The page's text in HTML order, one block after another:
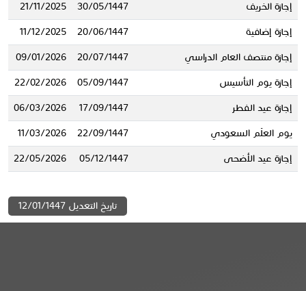
إجازة الخريف 30/05/1447
21/11/2025
إجازة إضافية 20/06/1447
11/12/2025
إجازة منتصف العام الدراسي 20/07/1447
09/01/2026
إجازة يوم التأسيس 05/09/1447
22/02/2026
إجازة عيد الفطر 17/09/1447
06/03/2026
يوم العلَم السعودي 22/09/1447
11/03/2026
إجازة عيد الأضحى 05/12/1447
22/05/2026
تاريخ التعديل 12/01/1447